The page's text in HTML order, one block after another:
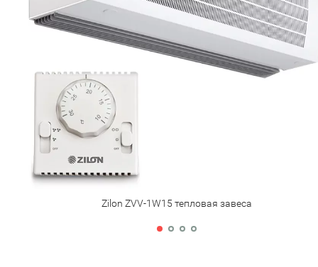
Zilon ZVV-1W15 тепловая завеса